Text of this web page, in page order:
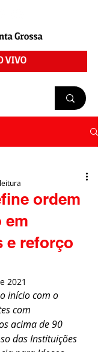
ordem
em
e reforço
2021
início com o
com
acima de 90
das Instituições